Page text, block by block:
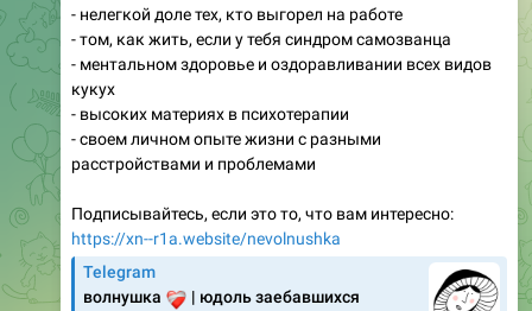
- нелегкой доле тех, кто выгорел на работе
- том, как жить, если у тебя синдром самозванца
- ментальном здоровье и оздоравливании всех видов
кукух
- высоких материях в психотерапии
- своем личном опыте жизни с разными
расстройствами и проблемами
Подписывайтесь, если это то, что вам интересно:
https://xn--r1a.website/nevolnushka
Telegram
волнушка
❤️‍🩹| юдоль заебавшихся